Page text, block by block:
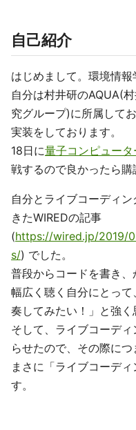
自己紹介
はじめまして。環境情報
自分は村井研のAQUA(
究グループ)に所属して
実装をしております。
18日に量子コンピュー
戦するので良かったら購
自分とライブコーディ
きたWIREDの記事
(https://wired.jp/2019/
s/) でした。
普段からコードを書き
幅広く聴く自分にとっ
奏してみたい！」と強く
そして、ライブコーデ
らせたので、その際につ
まさに「ライブコーデ
す。